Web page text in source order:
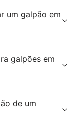
um galpão em
galpões em
de um